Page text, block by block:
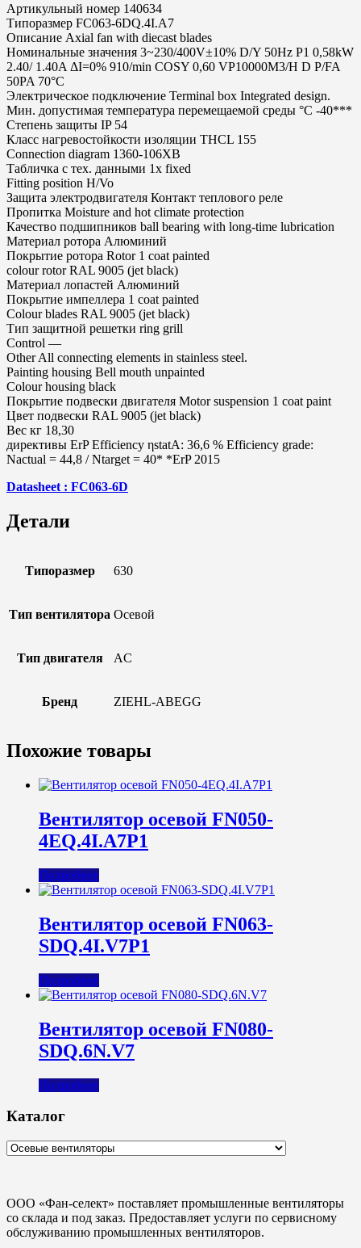
Артикульный номер 140634
Типоразмер FC063-6DQ.4I.A7
Описание Axial fan with diecast blades
Номинальные значения 3~230/400V±10% D/Y 50Hz P1 0,58kW
2.40/ 1.40A ΔI=0% 910/min COSY 0,60 VP10000M3/H D P/FA
50PA 70°C
Электрическое подключение Terminal box Integrated design.
Мин. допустимая температура перемещаемой среды °C -40***
Степень защиты IP 54
Класс нагревостойкости изоляции THCL 155
Connection diagram 1360-106XB
Табличка с тех. данными 1x fixed
Fitting position H/Vo
Защита электродвигателя Контакт теплового реле
Пропитка Moisture and hot climate protection
Качество подшипников ball bearing with long-time lubrication
Материал ротора Алюминий
Покрытие ротора Rotor 1 coat painted
colour rotor RAL 9005 (jet black)
Материал лопастей Алюминий
Покрытие импеллера 1 coat painted
Colour blades RAL 9005 (jet black)
Тип защитной решетки ring grill
Control —
Other All connecting elements in stainless steel.
Painting housing Bell mouth unpainted
Colour housing black
Покрытие подвески двигателя Motor suspension 1 coat paint
Цвет подвески RAL 9005 (jet black)
Вес кг 18,30
директивы ErP Efficiency ηstatA: 36,6 % Efficiency grade:
Nactual = 44,8 / Ntarget = 40* *ErP 2015
Datasheet : FC063-6D
Детали
Типоразмер 630
Тип вентилятора Осевой
Тип двигателя AC
Бренд ZIEHL-ABEGG
Похожие товары
Вентилятор осевой FN050-
4EQ.4I.A7P1
Подробнее
Вентилятор осевой FN063-
SDQ.4I.V7P1
Подробнее
Вентилятор осевой FN080-
SDQ.6N.V7
Подробнее
Каталог
ООО «Фан-селект» поставляет промышленные вентиляторы
со склада и под заказ. Предоставляет услуги по сервисному
обслуживанию промышленных вентиляторов.